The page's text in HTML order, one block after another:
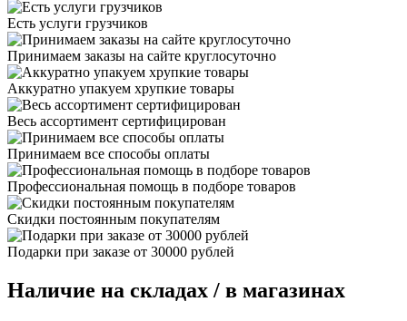
Есть услуги грузчиков
Принимаем заказы на сайте круглосуточно
Аккуратно упакуем хрупкие товары
Весь ассортимент сертифицирован
Принимаем все способы оплаты
Профессиональная помощь в подборе товаров
Скидки постоянным покупателям
Подарки при заказе от 30000 рублей
Наличие на складах / в магазинах